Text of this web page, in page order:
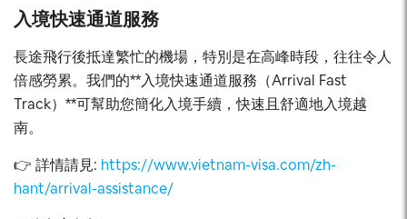
入境快速通道服務
長途飛行後抵達繁忙的機場，特別是在高峰時段，往往令人
倍感勞累。我們的**入境快速通道服務（Arrival Fast
Track）**可幫助您簡化入境手續，快速且舒適地入境越
南。
👉 詳情請見: https://www.vietnam-visa.com/zh-
hant/arrival-assistance/